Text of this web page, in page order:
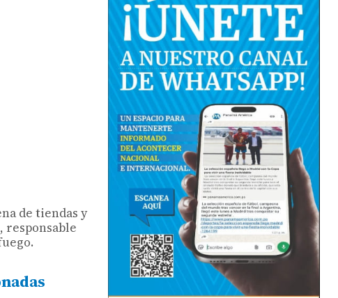
de tiendas y
responsable